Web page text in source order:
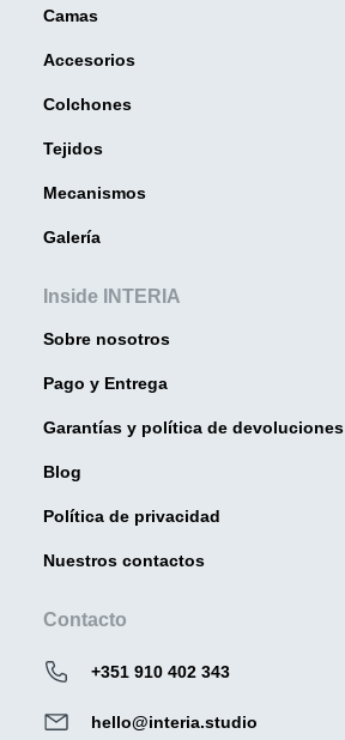
Camas
Accesorios
Colchones
Tejidos
Mecanismos
Galería
Inside INTERIA
Sobre nosotros
Pago y Entrega
Garantías y política de devoluciones
Blog
Política de privacidad
Nuestros contactos
Contacto
+351 910 402 343
hello@interia.studio